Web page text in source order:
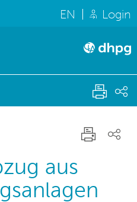
EN Login
aus